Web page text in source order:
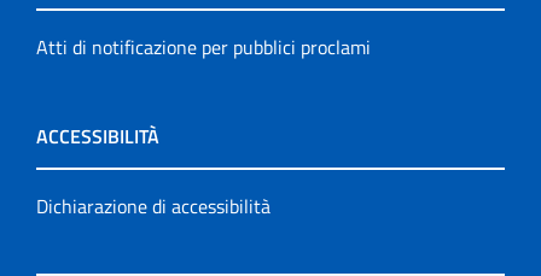
Atti di notificazione per pubblici proclami
ACCESSIBILITÀ
Dichiarazione di accessibilità